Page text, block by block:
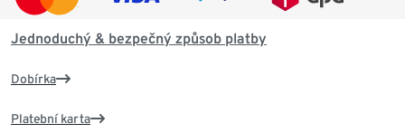
Jednoduchý & bezpečný způsob platby
Dobírka
Platební karta